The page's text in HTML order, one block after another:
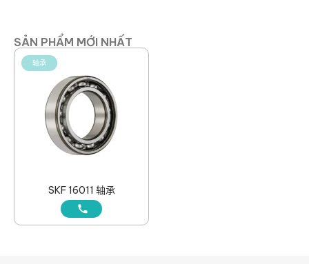
SẢN PHẨM MỚI NHẤT
轴承
SKF 16011 轴承